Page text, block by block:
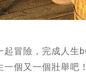
起冒險，完成人
個又一個壯舉吧！